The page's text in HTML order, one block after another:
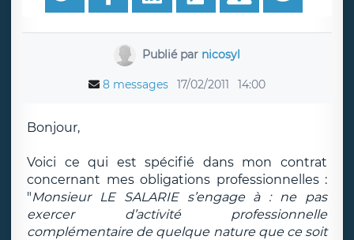
Publié par nicosyl
8 messages 17/02/2011 14:00
Bonjour,
Voici ce qui est spécifié dans mon contrat
concernant mes obligations professionnelles :
"Monsieur LE SALARIE s’engage à : ne pas
exercer d’activité professionnelle
complémentaire de quelque nature que ce soit